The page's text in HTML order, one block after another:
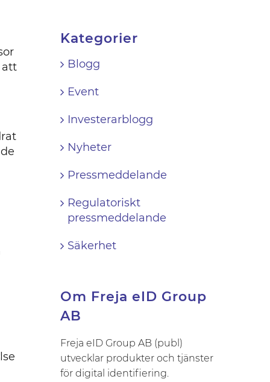
att
Kategorier
Blogg
Event
Investerarblogg
Nyheter
Pressmeddelande
Regulatoriskt
pressmeddelande
Säkerhet
Om Freja eID Group
AB
Freja eID Group AB (publ)
utvecklar produkter och tjänster
för digital identifiering.